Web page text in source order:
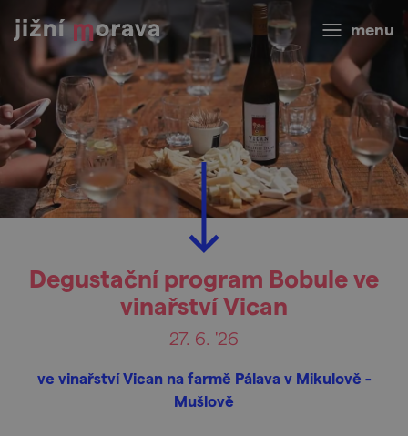
menu
Degustační program Bobule ve
vinařství Vican
27. 6. '26
ve vinařství Vican na farmě Pálava v Mikulově -
Mušlově